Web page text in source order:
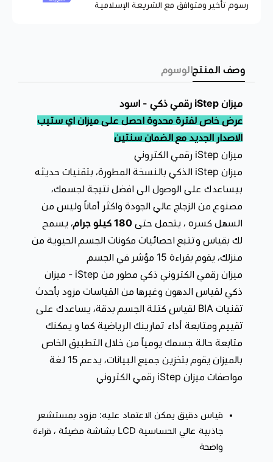
ميزان iStep رقمي الكتروني صغير الحجم: تصميمه نحيف وخفيف
سهل التنظيف: يستخدم
الاقتران بالأجهزة الذكية، مما يعني عدم الحاجة للاتصال وقطع
الاتصال عند تغيير المستخدمين.
يدعم اكبر عدد من المستخدمين حتى 99 مستخدم وببيانات
مستقلة ومفصلة، مفيد جداً عندما يعرف كل عضو قياسات
الجسم الخاصة به ويعرف تحديدًا ما الذي يجب أن يعمل عليه
للمحافظة على نظامة الغذائي والصحي، يمكن للعائلة مشاركة
ميزان واحد فقط!
مميزات ميزان iStep رقمي الكتروني
يتيح ميزان iStep رقمي الكتروني لك 15 لغة أجنبية: الصينية ،
الإنجليزية ، العربية ، الإسبانية ، الإيطالية ، الفرنسية ، الألمانية ،
يدعم iStep ميزان ذكي العديد من عمليات الاقتران بالأجهزة،
قراءات سريعة ودقيقة: مزود بأربعة مستشعرات لقياس الوزن
بشكل دقيق عالية الحساسية، يتيح لك قياس الاشياء الصغيرة
رسوم تأخير ومتوافق مع الشريعة الإسلامية
وصف المنتجالوسوم
ميزان iStep رقمي ذكي - اسود
عرض خاص لفترة محدوة احصل على ميزان اي ستيب
الاصدار الجديد مع الضمان سنتين
ميزان iStep رقمي الكتروني
ميزان iStep الذكي بالنسخة المطورة، بتقنيات حديثه
بيساعدك على الوصول الى افضل نتيجة لجسمك،
مصنوع من الزجاج عالي الجودة واكثر أماناً وليس من
السهل كسره ، يتحمل حتى 180 كيلو جرام
، يسمح
لك بقياس وتتبع احصائيات مكونات الجسم الحيوية من
منزلك، يقوم بقراءة 15 مؤشر في الجسم
ميزان رقمي الكتروني ذكي مطور من iStep - ميزان
ذكي لقياس الدهون وغيرها من القياسات مزود بأحدث
تقنيات BIA لقياس كتلة الجسم بدقة، يساعدك على
تقييم ومتابعة أداء تمارينك الرياضية كما و يمكنك
متابعة حالة جسمك يومياً من خلال التطبيق الخاص
بالميزان يقوم بتخزين جميع البيانات، يدعم 15 لغة
مواصفات ميزان iStep رقمي الكتروني
قياس دقيق يمكن الاعتماد عليه: مزود بمستشعر
جاذبية عالي الحساسية LCD بشاشة مضيئة ، قراءة
واضحة